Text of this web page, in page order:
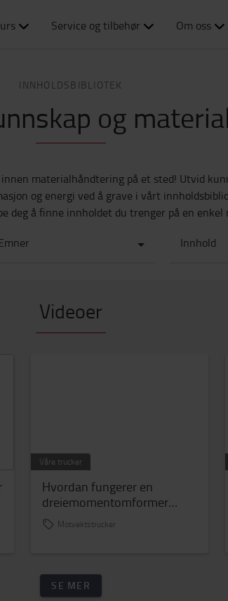
Service og tilbehør Om oss
INNHOLDSBIBLIOTEK
og
materialhåndtering på et sted! Utvid
og energi ved å grave i vårt
deg å finne innholdet du trenger på en enkel
Innhold
Videoer
Våre trucker
Hvordan fungerer en
dreiemomentomformer
girkasse?
Motvektstrucker
SE MER